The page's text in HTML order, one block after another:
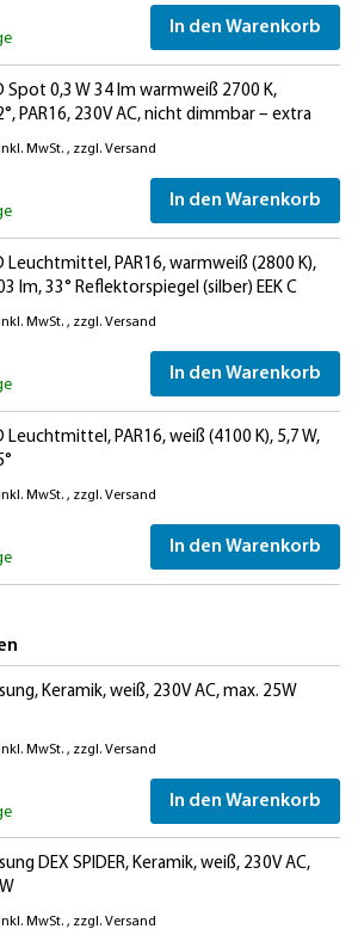
In den Warenkorb
Spot 0,3 W 34 lm warmweiß 2700 K,
PAR16, 230V AC, nicht dimmbar – extra
LED Leuchtmittel für Vitrine, Nische,
MwSt. , zzgl. Versand
In den Warenkorb
Leuchtmittel, PAR16, warmweiß (2800 K),
lm, 33° Reflektorspiegel (silber) EEK C
MwSt. , zzgl. Versand
In den Warenkorb
Leuchtmittel, PAR16, weiß (4100 K), 5,7 W,
MwSt. , zzgl. Versand
In den Warenkorb
Keramik, weiß, 230V AC, max. 25W
MwSt. , zzgl. Versand
In den Warenkorb
DEX SPIDER, Keramik, weiß, 230V AC,
MwSt. , zzgl. Versand